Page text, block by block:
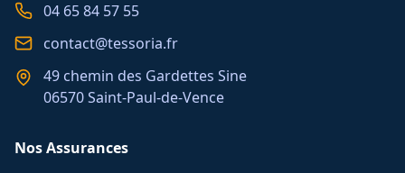
04 65 84 57 55
contact@tessoria.fr
49 chemin des Gardettes Sine
06570 Saint-Paul-de-Vence
Nos Assurances